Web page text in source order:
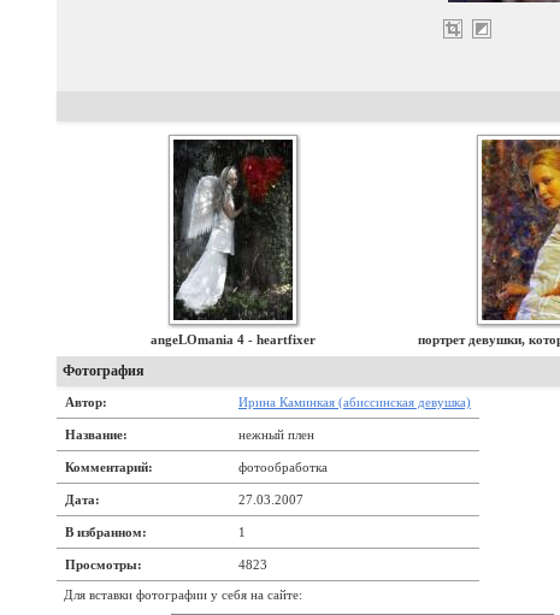
angeLOmania 4 - heartfixer портрет девушки,
Фотография
Автор: Ирина Каминкая (абиссинская девушка)
Название: нежный плен
Комментарий: фотообработка
Дата: 27.03.2007
В избранном: 1
Просмотры: 4823
Для вставки фотографии у себя на сайте: